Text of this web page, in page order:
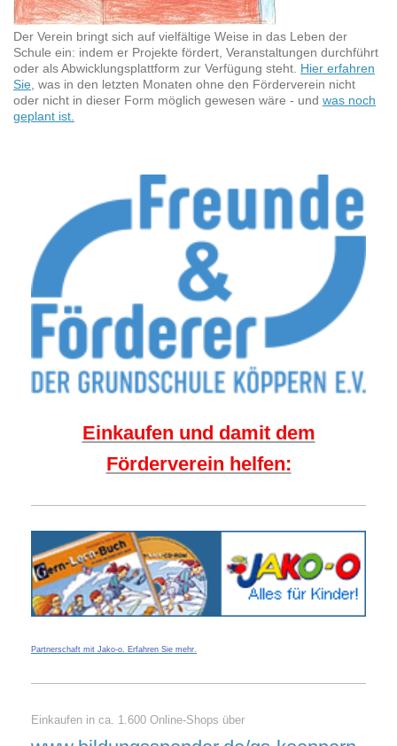
Der Verein bringt sich auf vielfältige Weise in das Leben der
Schule ein: indem er Projekte fördert, Veranstaltungen durchführt
oder als Abwicklungsplattform zur Verfügung steht. Hier erfahren
Sie , was in den letzten Monaten ohne den Förderverein nicht
oder nicht in dieser Form möglich gewesen wäre - und was noch
geplant ist.
Einkaufen und damit dem
Förderverein helfen:
Partnerschaft mit Jako-o. Erfahren Sie mehr
Einkaufen in ca. 1.600 Online-Shops über